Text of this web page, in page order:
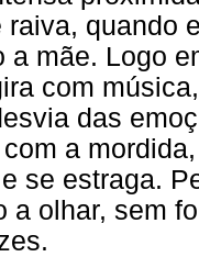
raiva, quando
a mãe. Logo
com
das
a
se estraga.
a olhar, sem